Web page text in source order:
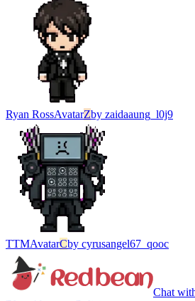
Ryan RossAvatarZby zaidaaung_l0j9
TTMAvatarCby cyrusangel67_qooc
Chat